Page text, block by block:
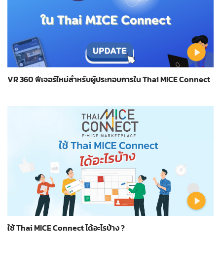
VR 360 ฟีเจอร์ใหม่สำหรับผู้ประกอบการใน Thai MICE Connect
ใช้ Thai MICE Connect ได้อะไรบ้าง ?